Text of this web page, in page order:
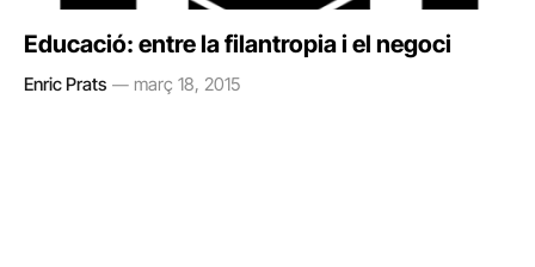
Educació: entre la filantropia i el negoci
Enric Prats març 18, 2015